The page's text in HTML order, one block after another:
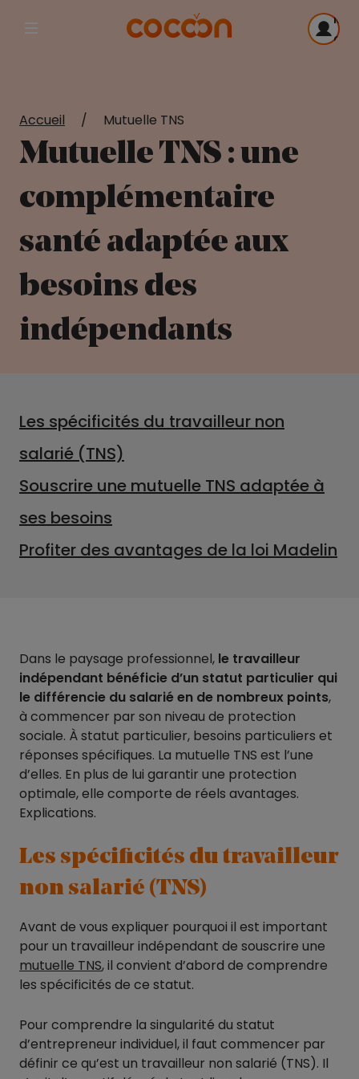
Afficher la navigation principale
Me
Accueil / Mutuelle TNS
Mutuelle TNS : une
complémentaire
santé adaptée aux
besoins des
indépendants
Les spécificités du travailleur non
salarié (TNS)
Souscrire une mutuelle TNS adaptée à
ses besoins
Profiter des avantages de la loi Madelin
Dans le paysage professionnel, le travailleur
indépendant bénéficie d’un statut particulier qui
le différencie du salarié en de nombreux points,
à commencer par son niveau de protection
sociale. À statut particulier, besoins particuliers et
réponses spécifiques. La mutuelle TNS est l’une
d’elles. En plus de lui garantir une protection
optimale, elle comporte de réels avantages.
Explications.
Les spécificités du travailleur
non salarié (TNS)
Avant de vous expliquer pourquoi il est important
pour un travailleur indépendant de souscrire une
mutuelle TNS, il convient d’abord de comprendre
les spécificités de ce statut.
Pour comprendre la singularité du statut
d’entrepreneur individuel, il faut commencer par
définir ce qu’est un travailleur non salarié (TNS). Il